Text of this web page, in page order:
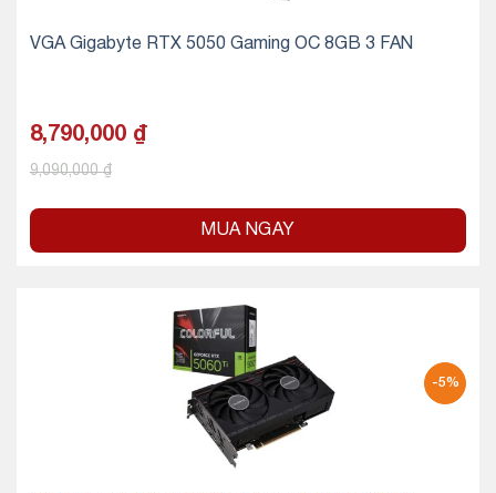
VGA Gigabyte RTX 5050 Gaming OC 8GB 3 FAN
8,790,000 ₫
9,090,000₫
MUA NGAY
-5%